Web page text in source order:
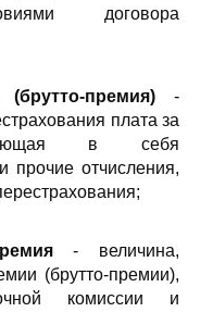
договора
премия) -
плата за
в себя
прочие отчисления,
- величина,
(брутто-премии),
комиссии и